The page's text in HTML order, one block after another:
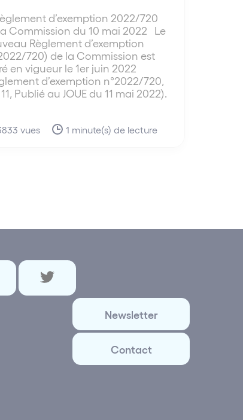
d’exemption 2022/720
Commission du 10 mai 2022 Le
Règlement d’exemption
720) de la Commission est
en vigueur le 1er juin 2022
d’exemption n°2022/720,
Publié au JOUE du 11 mai 2022).
vues 1 minute(s) de lecture
Newsletter
Contact